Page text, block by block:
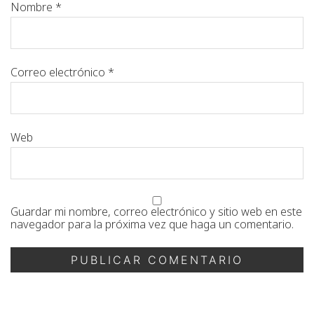
Nombre *
Correo electrónico *
Web
Guardar mi nombre, correo electrónico y sitio web en este
navegador para la próxima vez que haga un comentario.